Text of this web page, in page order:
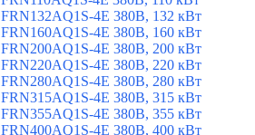
FRN132AQ1S-4E 380В, 132 кВт
FRN160AQ1S-4E 380В, 160 кВт
FRN200AQ1S-4E 380В, 200 кВт
FRN220AQ1S-4E 380В, 220 кВт
FRN280AQ1S-4E 380В, 280 кВт
FRN315AQ1S-4E 380В, 315 кВт
FRN355AQ1S-4E 380В, 355 кВт
FRN400AQ1S-4E 380В, 400 кВт